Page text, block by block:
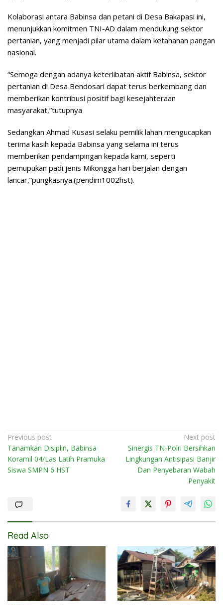
Kolaborasi antara Babinsa dan petani di Desa Bakapasi ini,
menunjukkan komitmen TNI-AD dalam mendukung sektor
pertanian, yang menjadi pilar utama dalam ketahanan pangan
nasional.
“Semoga dengan adanya keterlibatan aktif Babinsa, sektor
pertanian di Desa Bendosari dapat terus berkembang dan
memberikan kontribusi positif bagi kesejahteraan
masyarakat,”tutupnya
Sedangkan Ahmad Kusasi selaku pemilik lahan mengucapkan
terima kasih kepada Babinsa yang selama ini terus
memberikan pendampingan kepada kami, seperti
pemupukan padi jenis Mikongga hari berjalan dengan
lancar,”pungkasnya.(pendim1002hst).
Post
navigation
Previous post
Tanamkan Disiplin, Babinsa
Koramil 04/Las Latih Pramuka
Siswa SMPN 6 HST
Next post
Sinergis TN-Polri Bersihkan
Lingkungan Antisipasi Banjir
Dan Penyebaran Wabah
Penyakit
Read Also